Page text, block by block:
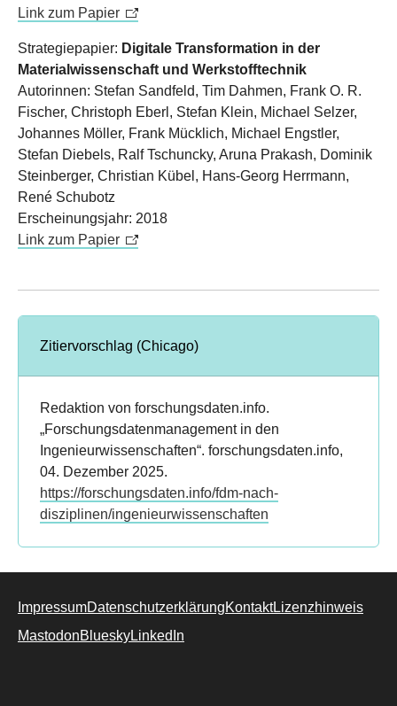
Link zum Papier
Strategiepapier: Digitale Transformation in der
Materialwissenschaft und Werkstofftechnik
Autorinnen: Stefan Sandfeld, Tim Dahmen, Frank O. R.
Fischer, Christoph Eberl, Stefan Klein, Michael Selzer,
Johannes Möller, Frank Mücklich, Michael Engstler,
Stefan Diebels, Ralf Tschuncky, Aruna Prakash, Dominik
Steinberger, Christian Kübel, Hans-Georg Herrmann,
René Schubotz
Erscheinungsjahr: 2018
Link zum Papier
Zitiervorschlag (Chicago)
Redaktion von forschungsdaten.info.
„Forschungsdatenmanagement in den
Ingenieurwissenschaften“. forschungsdaten.info,
04. Dezember 2025.
https://forschungsdaten.info/fdm-nach-
disziplinen/ingenieurwissenschaften
ImpressumDatenschutzerklärungKontaktLizenzhinweis
MastodonBlueskyLinkedIn